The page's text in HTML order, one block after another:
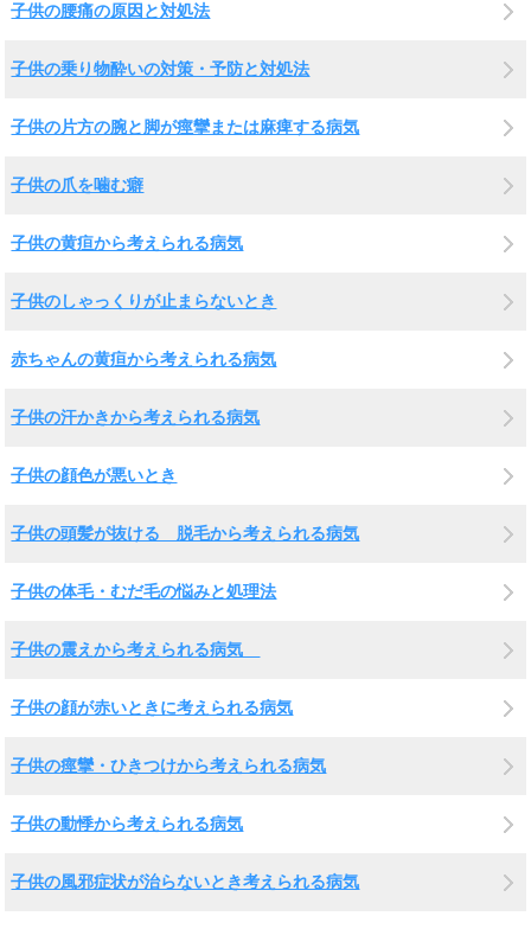
子供の腰痛の原因と対処法
子供の乗り物酔いの対策・予防と対処法
子供の片方の腕と脚が痙攣または麻痺する病気
子供の爪を噛む癖
子供の黄疸から考えられる病気
子供のしゃっくりが止まらないとき
赤ちゃんの黄疸から考えられる病気
子供の汗かきから考えられる病気
子供の顔色が悪いとき
子供の頭髪が抜ける 脱毛から考えられる病気
子供の体毛・むだ毛の悩みと処理法
子供の震えから考えられる病気
子供の顔が赤いときに考えられる病気
子供の痙攣・ひきつけから考えられる病気
子供の動悸から考えられる病気
子供の風邪症状が治らないとき考えられる病気